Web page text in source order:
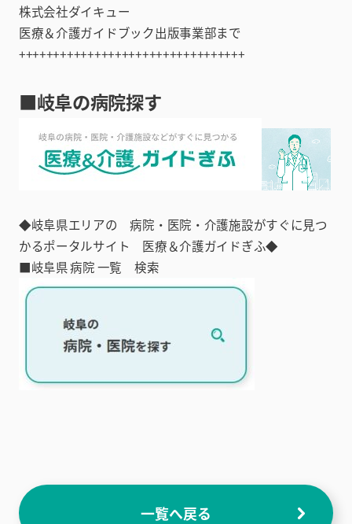
株式会社ダイキュー
医療＆介護ガイドブック出版事業部まで
+++++++++++++++++++++++++++++++++
■岐阜の病院探す
◆岐阜県エリアの 病院・医院・介護施設がすぐに見つ
かるポータルサイト 医療＆介護ガイドぎふ◆
■岐阜県 病院 一覧 検索
一覧へ戻る